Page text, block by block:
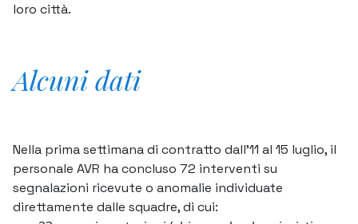
loro città.
Alcuni dati
Nella prima settimana di contratto dall’11 al 15 luglio, il
personale AVR ha concluso 72 interventi su
segnalazioni ricevute o anomalie individuate
direttamente dalle squadre, di cui: